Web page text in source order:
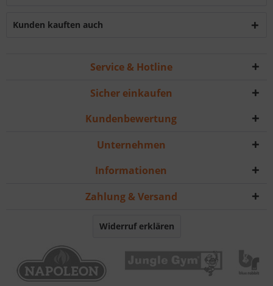
Kunden kauften auch
Service & Hotline
Sicher einkaufen
Kundenbewertung
Unternehmen
Informationen
Zahlung & Versand
Widerruf erklären